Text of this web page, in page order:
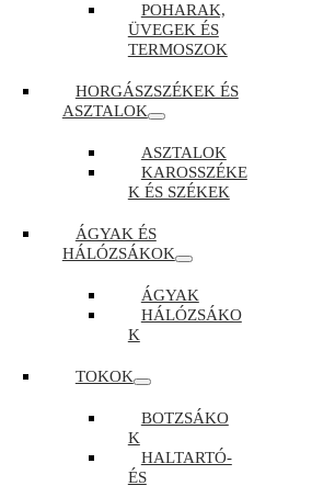
POHARAK,
ÜVEGEK ÉS
TERMOSZOK
HORGÁSZSZÉKEK ÉS
ASZTALOK
ASZTALOK
KAROSSZÉKE
K ÉS SZÉKEK
ÁGYAK ÉS
HÁLÓZSÁKOK
ÁGYAK
HÁLÓZSÁKO
K
TOKOK
BOTZSÁKO
K
HALTARTÓ-
ÉS